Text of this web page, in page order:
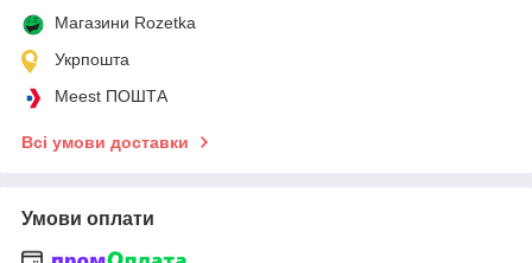
Магазини Rozetka
Укрпошта
Meest ПОШТА
Всі умови доставки
Умови оплати